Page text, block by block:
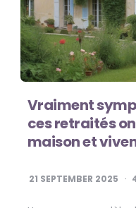
Vraiment
ces retraités
maison et
21 SEPTEMBER 2025